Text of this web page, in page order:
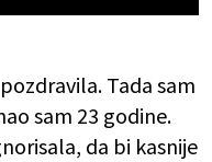
Tada sam
sam 23 godine.
da bi kasnije